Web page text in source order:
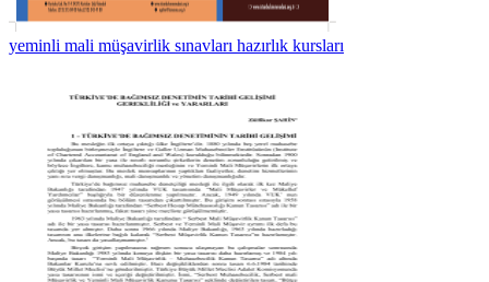
yeminli mali müşavirlik sınavları hazırlık kursları